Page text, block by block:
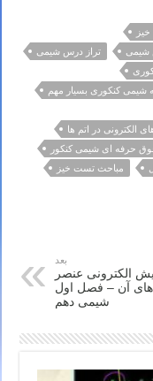
شیمی
تراز درس شیمی
شیمی کنکوری بسیار مهم
الکترونی در اتم ها
حرفه ای شیمی کنکور
مباحث تست خیز
بعد
الکترونی عنصر
آن – فصل اول
شیمی دهم